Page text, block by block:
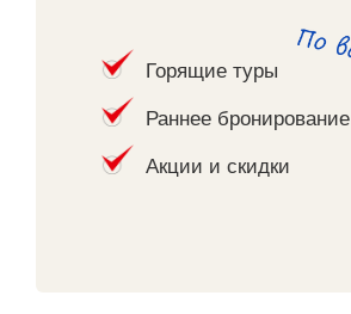
Горящие туры
Раннее бронирование
Акции и скидки